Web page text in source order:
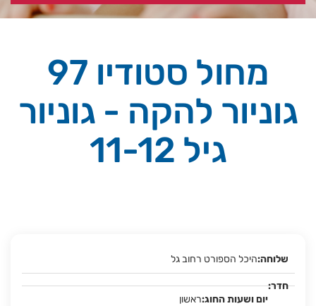
מחול סטודיו 97
גוניור להקה - גוניור
גיל 11-12
היכל הספורט רחוב גל
ראשון